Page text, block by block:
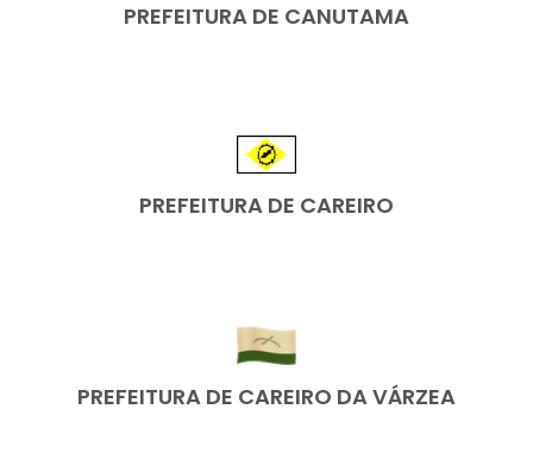
PREFEITURA DE CANUTAMA
PREFEITURA DE CAREIRO
PREFEITURA DE CAREIRO DA VÁRZEA